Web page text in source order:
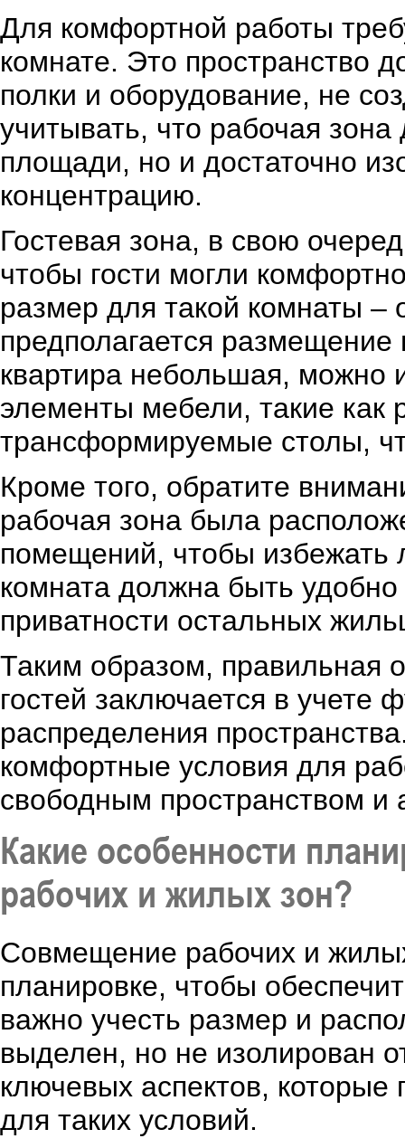
Для комфортной работы
комнате. Это пространство
полки и оборудование, не
учитывать, что рабочая
площади, но и достаточно
концентрацию.
Гостевая зона, в свою
чтобы гости могли
размер для такой комнаты –
предполагается размещение
квартира небольшая, можно
элементы мебели, такие
трансформируемые столы,
Кроме того, обратите
рабочая зона была
помещений, чтобы избежать
комната должна быть
приватности остальных
Таким образом, правильная
гостей заключается в учете
распределения
комфортные условия для
свободным пространством
Какие особенности
рабочих и жилых зон?
Совмещение рабочих и
планировке, чтобы
важно учесть размер и
выделен, но не изолирован
ключевых аспектов,
для таких условий.